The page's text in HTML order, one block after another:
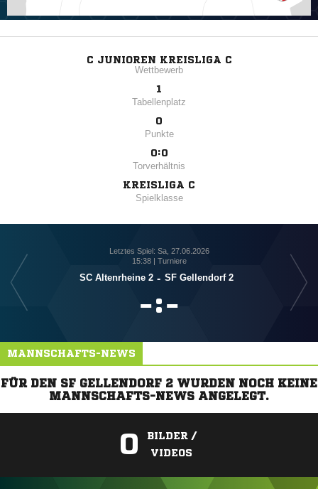
C JUNIOREN KREISLIGA C
Wettbewerb
1
Tabellenplatz
0
Punkte
0:0
Torverhältnis
KREISLIGA C
Spielklasse
Letztes Spiel: Sa, 27.06.2026
15:38 | Turniere
SC Altenrheine 2 - SF Gellendorf 2
:
MANNSCHAFTS-NEWS
FÜR DEN SF GELLENDORF 2 WURDEN NOCH KEINE
MANNSCHAFTS-NEWS ANGELEGT.
0
BILDER /
VIDEOS